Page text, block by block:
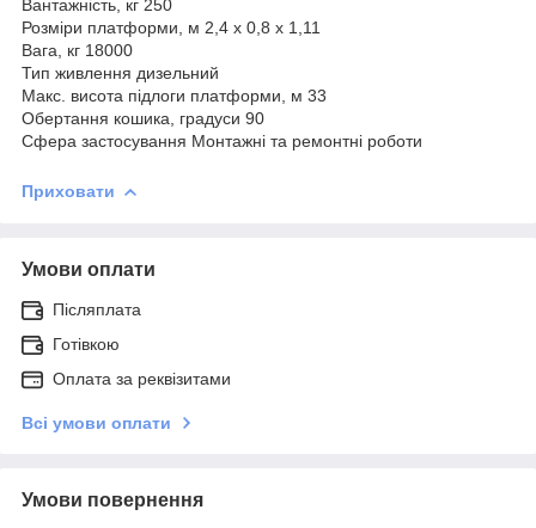
Вантажність, кг 250
Розміри платформи, м 2,4 х 0,8 х 1,11
Вага, кг 18000
Тип живлення дизельний
Макс. висота підлоги платформи, м 33
Обертання кошика, градуси 90
Сфера застосування Монтажні та ремонтні роботи
Приховати
Умови оплати
Післяплата
Готівкою
Оплата за реквізитами
Всі умови оплати
Умови повернення